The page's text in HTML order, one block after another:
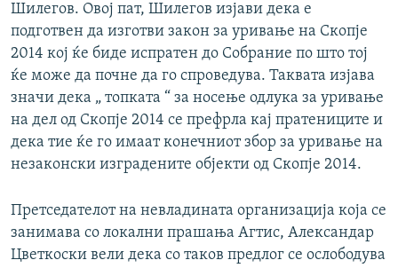
Шилегов. Овој пат, Шилегов изјави дека е
подготвен да изготви закон за уривање на Скопје
2014 кој ќе биде испратен до Собраниe по што тој
ќе може да почне да го спроведува. Таквата изјава
значи дека „ топката “ за носење одлука за уривањe
на дел од Скопје 2014 се префрла кај пратениците и
дека тие ќе го имаат конечниот збор за уривање на
незаконски изградените објекти од Скопје 2014.
Претседателот на невладината организација која се
занимава со локални прашања Агтис, Александар
Цветкоски вели дека со таков предлог се ослободува